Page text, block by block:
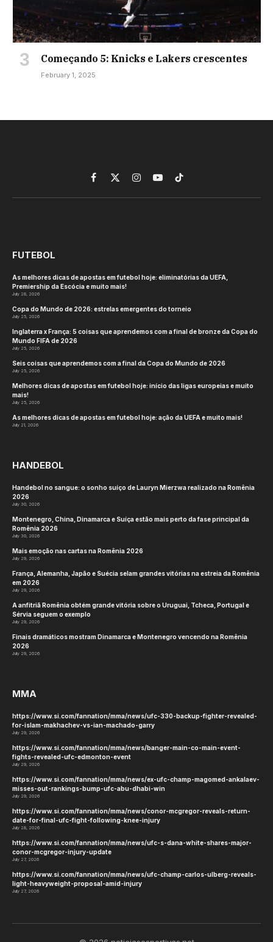
Começando 5: Knicks e Lakers crescentes
February 1, 2025
Facebook
X
(Twitter)
InstagramYouTubeTikTok
FUTEBOL
As melhores dicas de apostas em futebol hoje: eliminatórias da UEFA,
Premiership da Escócia e muito mais!
July 28, 2026
Copa do Mundo de 2026: estrelas emergentes do torneio
July 25, 2026
Inglaterra x França: 5 coisas que aprendemos com a final de bronze da Copa do
Mundo FIFA de 2026
July 25, 2026
Seis coisas que aprendemos com a final da Copa do Mundo de 2026
July 25, 2026
Melhores dicas de apostas em futebol hoje: início das ligas europeias e muito
mais!
July 25, 2026
As melhores dicas de apostas em futebol hoje: ação da UEFA e muito mais!
July 21, 2026
HANDEBOL
Handebol no sangue: o sonho suíço de Lauryn Mierzwa realizado na Romênia
2026
July 30, 2026
Montenegro, China, Dinamarca e Suíça estão mais perto da fase principal da
Romênia 2026
July 30, 2026
Mais emoção nas cartas na Romênia 2026
July 29, 2026
França, Alemanha, Japão e Suécia selam grandes vitórias na estreia da Romênia
em 2026
July 29, 2026
A anfitriã Romênia obtém grande vitória sobre o Uruguai, Tcheca, Portugal e
Sérvia seguem o exemplo
July 29, 2026
Finais dramáticos mostram Dinamarca e Montenegro vencendo na Romênia
2026
July 29, 2026
MMA
https://www.si.com/fannation/mma/news/ufc-330-backup-fighter-revealed-
for-islam-makhachev-vs-ian-machado-garry
July 29, 2026
https://www.si.com/fannation/mma/news/banger-main-co-main-event-
fights-revealed-ufc-edmonton-event
July 29, 2026
https://www.si.com/fannation/mma/news/ex-ufc-champ-magomed-ankalaev-
misses-out-rankings-bump-ufc-abu-dhabi-win
July 29, 2026
https://www.si.com/fannation/mma/news/conor-mcgregor-reveals-return-
date-for-final-ufc-fight-following-knee-injury
July 28, 2026
https://www.si.com/fannation/mma/news/ufc-s-dana-white-shares-major-
conor-mcgregor-injury-update
July 27, 2026
https://www.si.com/fannation/mma/news/ufc-champ-carlos-ulberg-reveals-
light-heavyweight-proposal-amid-injury
July 27, 2026